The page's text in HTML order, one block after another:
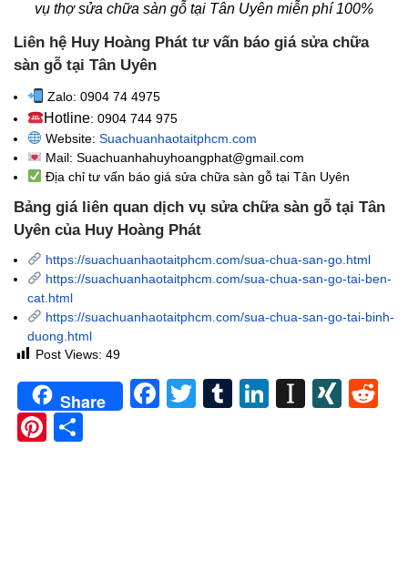
vụ thợ sửa chữa sàn gỗ tại Tân Uyên miễn phí 100%
Liên hệ Huy Hoàng Phát tư vấn báo giá sửa chữa
sàn gỗ tại Tân Uyên
Zalo: 0904 74 4975
Hotline: 0904 744 975
Website: Suachuanhaotaitphcm.com
Mail: Suachuanhahuyhoangphat@gmail.com
Địa chỉ tư vấn báo giá sửa chữa sàn gỗ tại Tân Uyên
Bảng giá liên quan dịch vụ sửa chữa sàn gỗ tại Tân
Uyên của Huy Hoàng Phát
https://suachuanhaotaitphcm.com/sua-chua-san-go.html
https://suachuanhaotaitphcm.com/sua-chua-san-go-tai-ben-
cat.html
https://suachuanhaotaitphcm.com/sua-chua-san-go-tai-binh-
duong.html
Post Views: 49
Share Facebook
TwitterTumblrLinkedIn
Pinterest